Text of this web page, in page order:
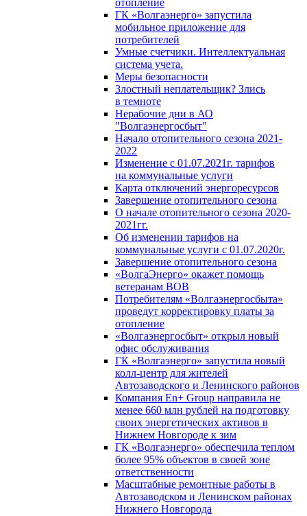
отопление
ГК «Волгаэнерго» запустила
мобильное приложение для
потребителей
Умные счетчики. Интеллектуальная
система учета.
Меры безопасности
Злостный неплательщик? Злись
в темноте
Нерабочие дни в АО
"Волгаэнергосбыт"
Начало отопительного сезона 2021-
2022
Изменение с 01.07.2021г. тарифов
на коммунальные услуги
Карта отключений энергоресурсов
Завершение отопительного сезона
О начале отопительного сезона 2020-
2021гг.
Об изменении тарифов на
коммунальные услуги с 01.07.2020г.
Завершение отопительного сезона
«ВолгаЭнерго» окажет помощь
ветеранам ВОВ
Потребителям «Волгаэнергосбыта»
проведут корректировку платы за
отопление
«Волгаэнергосбыт» открыл новый
офис обслуживания
ГК «Волгаэнерго» запустила новый
колл-центр для жителей
Автозаводского и Ленинского районов
Компания En+ Group направила не
менее 660 млн рублей на подготовку
своих энергетических активов в
Нижнем Новгороде к зим
ГК «Волгаэнерго» обеспечила теплом
более 95% объектов в своей зоне
ответственности
Масштабные ремонтные работы в
Автозаводском и Ленинском районах
Нижнего Новгорода